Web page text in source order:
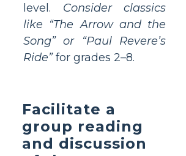
level. Consider classics
like “The Arrow and the
Song” or “Paul Revere’s
Ride”for grades 2–8.
Facilitate a
group reading
and discussion